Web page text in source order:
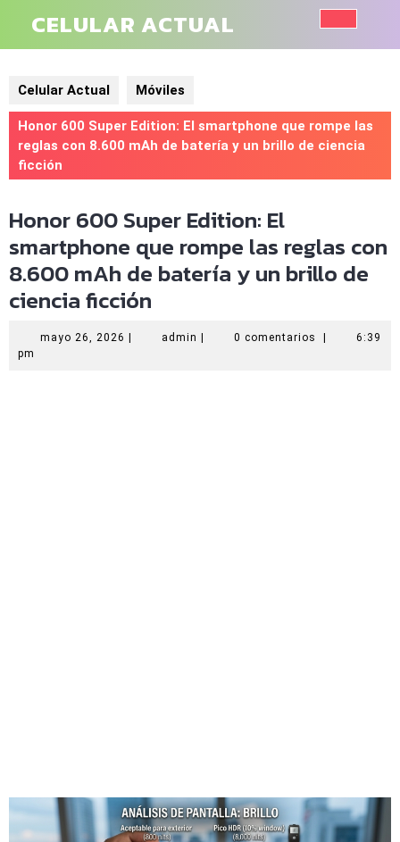
contenido
CELULAR ACTUAL
Celular Actual Móviles
Honor 600 Super Edition: El smartphone que rompe las
reglas con 8.600 mAh de batería y un brillo de ciencia
ficción
Honor 600 Super Edition: El
smartphone que rompe las reglas con
8.600 mAh de batería y un brillo de
ciencia ficción
mayo 26, 2026 mayo
admin admin 0 comentarios
6:39
pm